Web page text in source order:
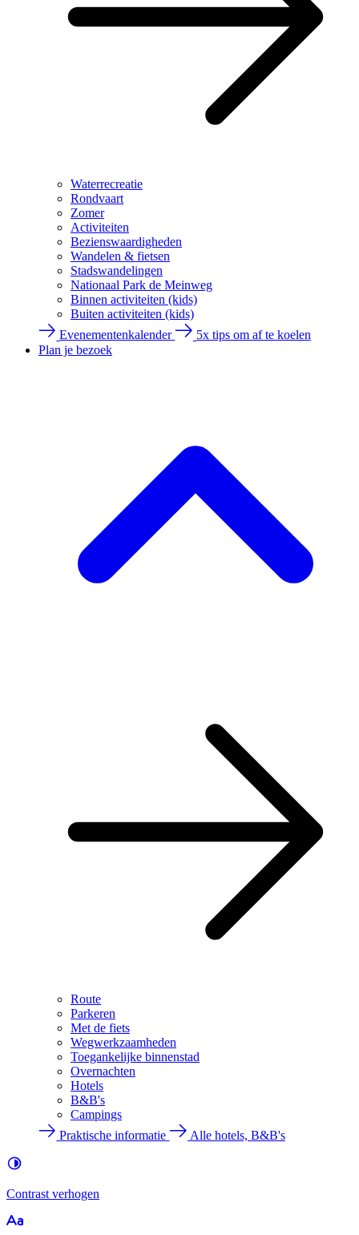
Waterrecreatie
Rondvaart
Zomer
Activiteiten
Bezienswaardigheden
Wandelen & fietsen
Stadswandelingen
Nationaal Park de Meinweg
Binnen activiteiten (kids)
Buiten activiteiten (kids)
Evenementenkalender
5x tips om af te koelen
Plan je bezoek
Route
Parkeren
Met de fiets
Wegwerkzaamheden
Toegankelijke binnenstad
Overnachten
Hotels
B&B's
Campings
Praktische informatie
Alle hotels, B&B's
Contrast verhogen